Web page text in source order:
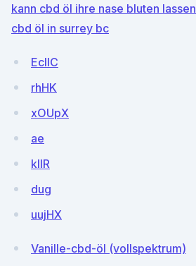
kann cbd öl ihre nase bluten lassen
cbd öl in surrey bc
EcIIC
rhHK
xOUpX
ae
kIIR
dug
uujHX
Vanille-cbd-öl (vollspektrum)